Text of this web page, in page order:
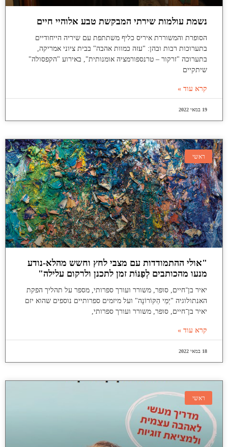
נשמת עולמות שירתי המבקשת טבע אלוהיי חיים
הסופרת והמשוררת איריס כליף משתתפת עם שיריה הייחודיים
בתערוכות רבות ובהן: "עזה כמוות אהבה" בבית ציוני אמריקה,
בתערוכה "זרקור – טרנספורמציה אומנותית", באירוע "הקפסולה"
שיתקיים
קרא עוד »
19 במאי 2022
ראשי
"אולי ההתמודדות עם מצבי לחץ וחשש מהלא-נודע
מנעו מהכותבים לְפַנּוֹת זמן לתכנן ולרקום עלילה"
יאיר בן־חיים, סופר, משורר ועורך ספרותי, מספר על תהליך הפקת
האנתולוגיה "יְמֵי הַקּוֹרוֹנָה" ועל מיזמים ספרותיים נוספים שהוא יזם
יאיר בן־חיים, סופר, משורר ועורך ספרותי,
קרא עוד »
18 במאי 2022
ראשי